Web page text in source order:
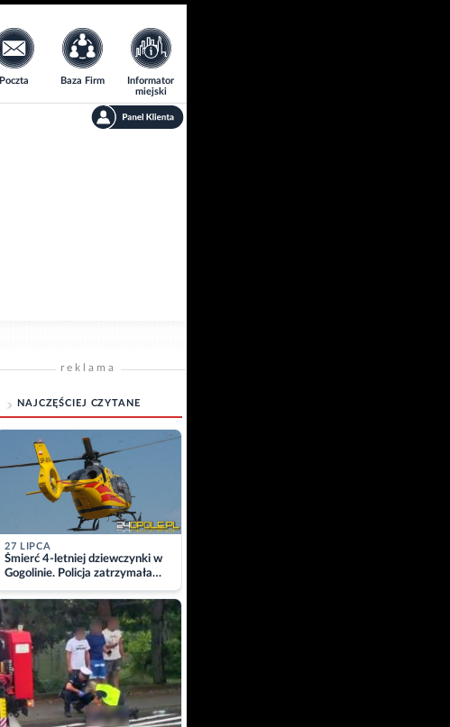
Poczta Baza Firm
Informator
miejski
reklama
NAJCZĘŚCIEJ CZYTANE
27 LIPCA
Śmierć 4-letniej dziewczynki w
Gogolinie. Policja zatrzymała
matkę